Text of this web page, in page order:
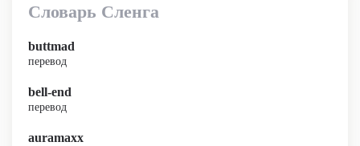
Словарь Сленга
buttmad
перевод
bell-end
перевод
auramaxx